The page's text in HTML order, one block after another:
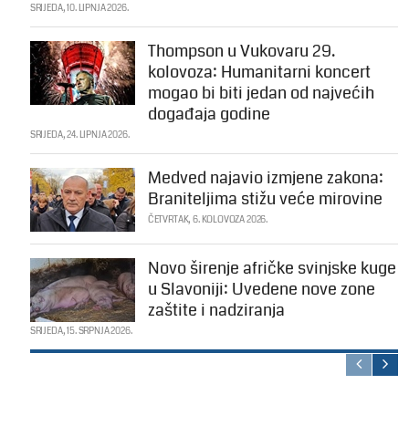
SRIJEDA, 10. LIPNJA 2026.
Thompson u Vukovaru 29.
kolovoza: Humanitarni koncert
mogao bi biti jedan od najvećih
događaja godine
SRIJEDA, 24. LIPNJA 2026.
Medved najavio izmjene zakona:
Braniteljima stižu veće mirovine
ČETVRTAK, 6. KOLOVOZA 2026.
Novo širenje afričke svinjske kuge
u Slavoniji: Uvedene nove zone
zaštite i nadziranja
SRIJEDA, 15. SRPNJA 2026.